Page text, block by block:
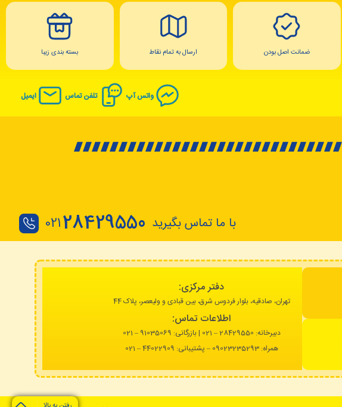
ضمانت اصل بودن ارسال به تمام نقاط بسته بندی زیبا
واتس آپ تلفن تماس ایمیل
28429550
021 با ما تماس بگیرید
دفتر مرکزی:
تهران، صادقیه، بلوار فردوس شرق، بین قبادی و ولیعصر، پلاک 44
اطلاعات تماس:
دبیرخانه: 28429550 – 021 |
بازرگانی: 91035069 – 021
همراه: 09023235293 – پشتیبانی: 44022909 – 021